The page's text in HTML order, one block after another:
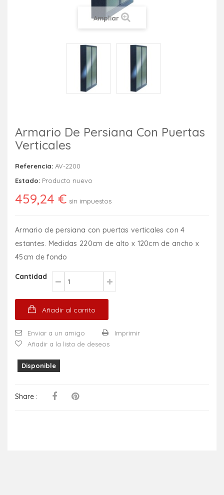
Ampliar
Armario De Persiana Con Puertas
Verticales
Referencia: AV-2200
Estado: Producto nuevo
459,24 € sin impuestos
Armario de persiana con puertas verticales con 4
estantes. Medidas 220cm de alto x 120cm de ancho x
45cm de fondo
Cantidad
Añadir al carrito
Enviar a un amigo
Imprimir
Añadir a la lista de deseos
Disponible
Share :